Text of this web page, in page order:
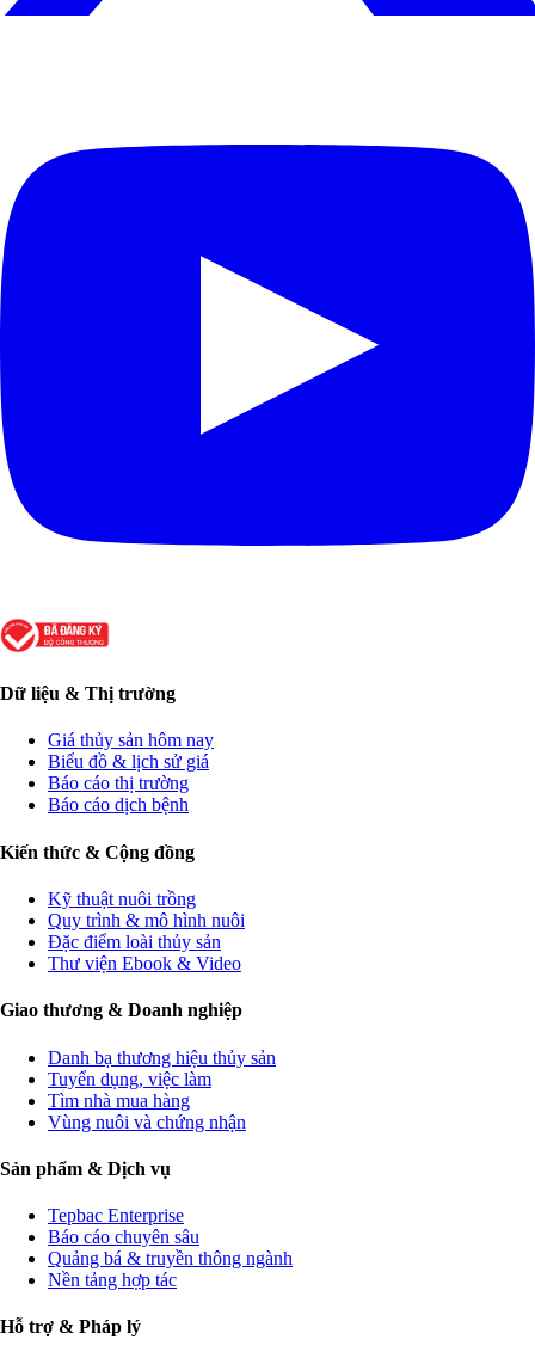
Dữ liệu & Thị trường
Giá thủy sản hôm nay
Biểu đồ & lịch sử giá
Báo cáo thị trường
Báo cáo dịch bệnh
Kiến thức & Cộng đồng
Kỹ thuật nuôi trồng
Quy trình & mô hình nuôi
Đặc điểm loài thủy sản
Thư viện Ebook & Video
Giao thương & Doanh nghiệp
Danh bạ thương hiệu thủy sản
Tuyển dụng, việc làm
Tìm nhà mua hàng
Vùng nuôi và chứng nhận
Sản phẩm & Dịch vụ
Tepbac Enterprise
Báo cáo chuyên sâu
Quảng bá & truyền thông ngành
Nền tảng hợp tác
Hỗ trợ & Pháp lý